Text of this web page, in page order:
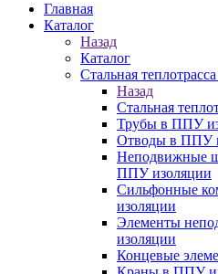
Главная
Каталог
Назад
Каталог
Стальная
Назад
Стальная
Трубы в ППУ
Отводы в ППУ
Неподвижные
ППУ изоляции
Cильфонные
изоляции
Элементы
изоляции
Концевые